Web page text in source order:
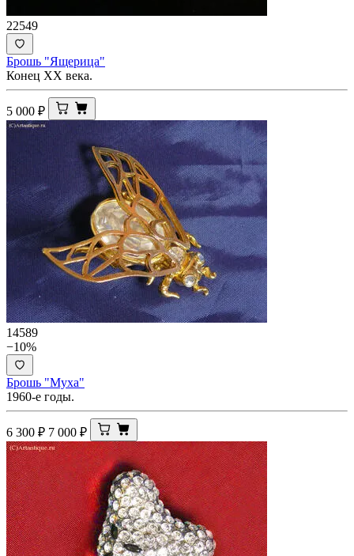
22549
Брошь "Ящерица"
Конец XX века.
5 000 ₽
14589
−10%
Брошь "Муха"
1960-е годы.
6 300 ₽ 7 000 ₽